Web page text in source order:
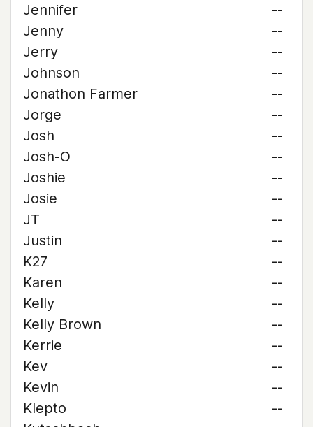
Jennifer
--
Jenny
--
Jerry
--
Johnson
--
Jonathon Farmer
--
Jorge
--
Josh
--
Josh-O
--
Joshie
--
Josie
--
JT
--
Justin
--
K27
--
Karen
--
Kelly
--
Kelly Brown
--
Kerrie
--
Kev
--
Kevin
--
Klepto
--